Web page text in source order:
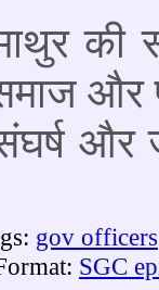
और
और
gov officers
SGC